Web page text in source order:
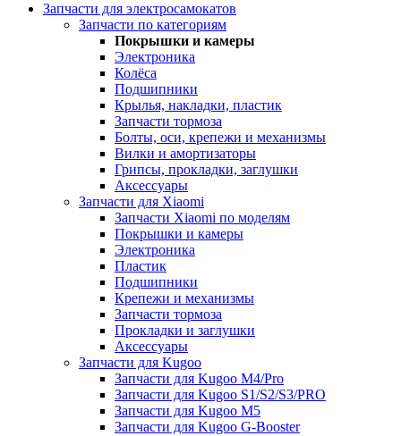
Запчасти для электросамокатов
Запчасти по категориям
Покрышки и камеры
Электроника
Колёса
Подшипники
Крылья, накладки, пластик
Запчасти тормоза
Болты, оси, крепежи и механизмы
Вилки и амортизаторы
Грипсы, прокладки, заглушки
Аксессуары
Запчасти для Xiaomi
Запчасти Xiaomi по моделям
Покрышки и камеры
Электроника
Пластик
Подшипники
Крепежи и механизмы
Запчасти тормоза
Прокладки и заглушки
Аксессуары
Запчасти для Kugoo
Запчасти для Kugoo M4/Pro
Запчасти для Kugoo S1/S2/S3/PRO
Запчасти для Kugoo M5
Запчасти для Kugoo G-Booster